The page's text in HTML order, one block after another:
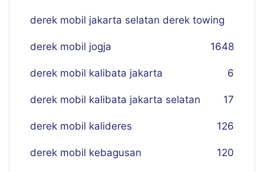
derek mobil jakarta selatan derek towing
48
derek mobil jogja 16
derek mobil kalibata jakarta 6
derek mobil kalibata jakarta selatan 17
derek mobil kalideres 126
derek mobil kebagusan 120